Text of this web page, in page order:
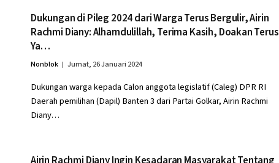
Dukungan di Pileg 2024 dari Warga Terus Bergulir, Airin
Rachmi Diany: Alhamdulillah, Terima Kasih, Doakan Terus
Ya…
Nonblok Jumat, 26 Januari 2024
Dukungan warga kepada Calon anggota legislatif (Caleg) DPR RI
Daerah pemilihan (Dapil) Banten 3 dari Partai Golkar, Airin Rachmi
Diany…